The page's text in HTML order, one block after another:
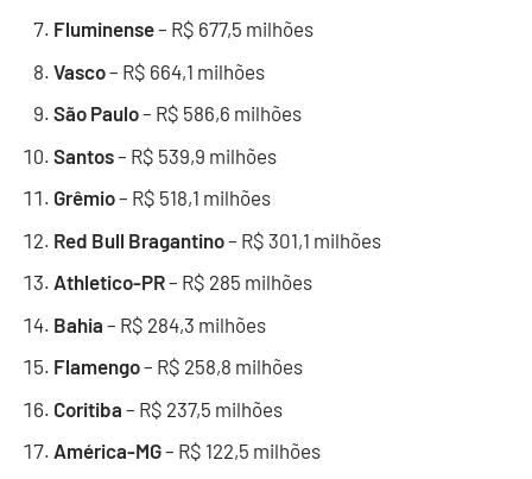
Fluminense– R$ 677,5 milhões
Vasco– R$ 664,1 milhões
São Paulo– R$ 586,6 milhões
Santos– R$ 539,9 milhões
Grêmio– R$ 518,1 milhões
Red Bull Bragantino– R$ 301,1 milhões
Athletico-PR– R$ 285 milhões
Bahia – R$ 284,3 milhões
Flamengo– R$ 258,8 milhões
Coritiba – R$ 237,5 milhões
América-MG– R$ 122,5 milhões